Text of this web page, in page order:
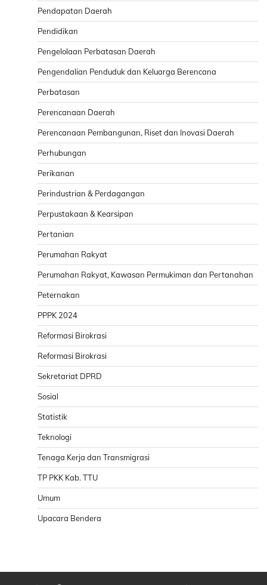
Pendapatan Daerah
Pendidikan
Pengelolaan Perbatasan Daerah
Pengendalian Penduduk dan Keluarga Berencana
Perbatasan
Perencanaan Daerah
Perencanaan Pembangunan, Riset dan Inovasi Daerah
Perhubungan
Perikanan
Perindustrian & Perdagangan
Perpustakaan & Kearsipan
Pertanian
Perumahan Rakyat
Perumahan Rakyat, Kawasan Permukiman dan Pertanahan
Peternakan
PPPK 2024
Reformasi Birokrasi
Reformasi Birokrasi
Sekretariat DPRD
Sosial
Statistik
Teknologi
Tenaga Kerja dan Transmigrasi
TP PKK Kab. TTU
Umum
Upacara Bendera